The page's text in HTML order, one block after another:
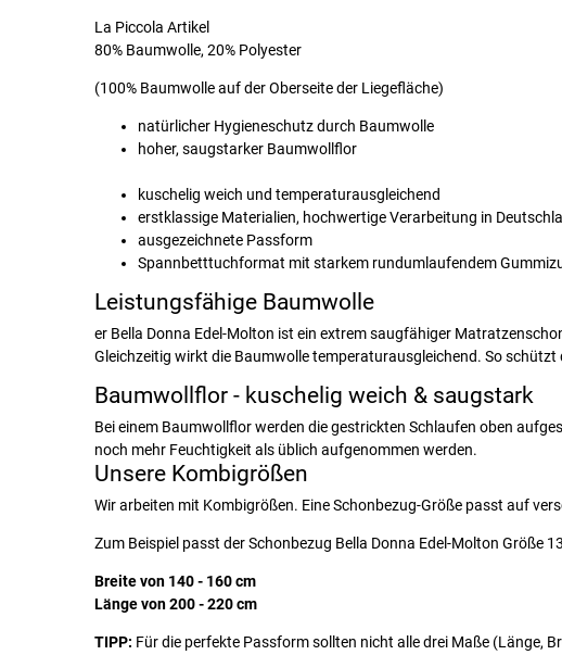
La Piccola Artikel
80% Baumwolle, 20% Polyester
(100% Baumwolle auf der Oberseite der Liegefläche)
natürlicher Hygieneschutz durch Baumwolle
hoher, saugstarker Baumwollflor
kuschelig weich und temperaturausgleichend
erstklassige Materialien, hochwertige Verarbeitung in
ausgezeichnete Passform
Spannbetttuchformat mit starkem rundumlaufendem
Leistungsfähige Baumwolle
er Bella Donna Edel-Molton ist ein extrem saugfähiger
Gleichzeitig wirkt die Baumwolle temperaturausgleichend. So
Baumwollflor - kuschelig weich & saugstark
Bei einem Baumwollflor werden die gestrickten Schlaufen oben
noch mehr Feuchtigkeit als üblich aufgenommen werden.
Unsere Kombigrößen
Wir arbeiten mit Kombigrößen. Eine Schonbezug-Größe passt auf
Zum Beispiel passt der Schonbezug Bella Donna Edel-Molton Größe
Breite von 140 - 160 cm
Länge von 200 - 220 cm
TIPP: Für die perfekte Passform sollten nicht alle drei Maße (Länge,